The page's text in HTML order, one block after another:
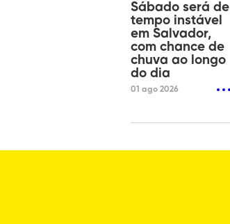
Sábado será de
tempo instável
em Salvador,
com chance de
chuva ao longo
do dia
01 ago 2026